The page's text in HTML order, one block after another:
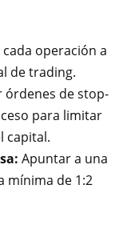
operación a
de trading.
órdenes de stop-
para limitar
capital.
Apuntar a una
mínima de 1:2